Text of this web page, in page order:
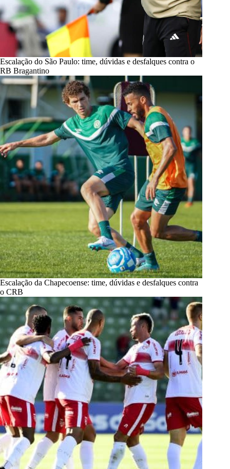
Escalação do São Paulo: time, dúvidas e desfalques contra o
RB Bragantino
Escalação da Chapecoense: time, dúvidas e desfalques contra
o CRB